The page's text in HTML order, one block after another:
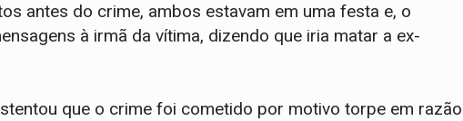
antes do crime, ambos estavam em uma festa e, o
à irmã da vítima, dizendo que iria matar a ex-
que o crime foi cometido por motivo torpe em razão